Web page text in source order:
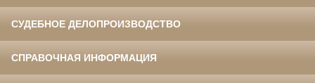
СУДЕБНОЕ ДЕЛОПРОИЗВОДСТВО
СПРАВОЧНАЯ ИНФОРМАЦИЯ